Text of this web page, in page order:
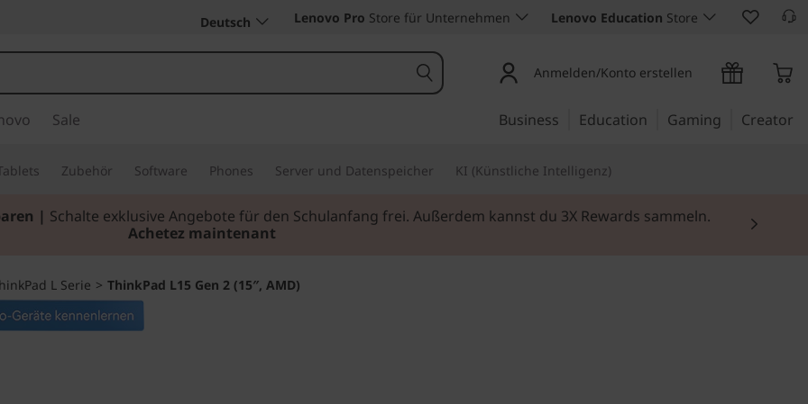
Deutsch Lenovo Pro Store für Unternehmen Lenovo Education Store
Anmelden/Konto erstellen
Sale Business Education Gaming Creator
Zubehör Software Phones Server und Datenspeicher KI (Künstliche Intelligenz)
| Schalte exklusive Angebote für den Schulanfang frei. Außerdem kannst du 3X Rewards sammeln.
Achetez maintenant
L Serie > ThinkPad L15 Gen 2 (15″, AMD)